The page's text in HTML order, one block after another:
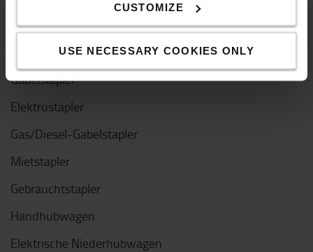
CUSTOMIZE
USE NECESSARY COOKIES ONLY
Produkte
Gabelstapler
Elektrostapler
Gas/Diesel-Gabelstapler
Mietstapler
Gebrauchtstapler
Handhubwagen
Elektrische Niederhubwagen